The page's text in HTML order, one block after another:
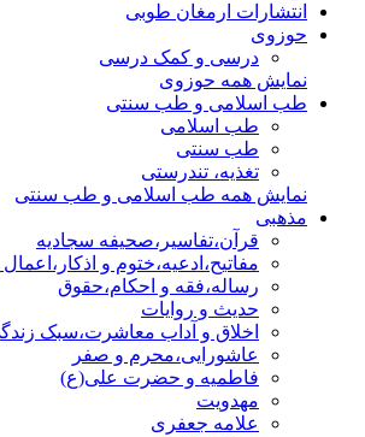
انتشارات ارمغان طوبی
حوزوی
درسی و کمک درسی
نمایش همه حوزوی
طب اسلامی و طب سنتی
طب اسلامی
طب سنتی
تغذیه، تندرستی
نمایش همه طب اسلامی و طب سنتی
مذهبی
قرآن،تفاسیر،صحیفه سجادیه
مفاتیح،ادعیه،ختوم و
رساله،فقه و احکام،حقوق
حدیث و روایات
اخلاق و آداب معاشرت،سبک
عاشورایی،محرم و صفر
فاطمیه و حضرت علی(ع)
مهدویت
علامه جعفری